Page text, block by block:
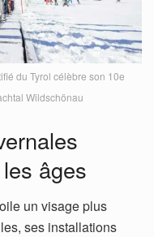
du Tyrol célèbre son 10e
Wildschönau
âges
un visage plus
ses installations